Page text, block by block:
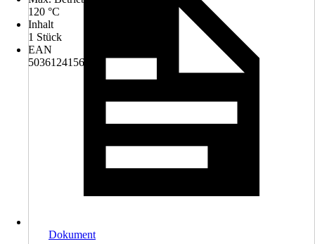
120 °C
Inhalt
1 Stück
EAN
5036124156496
Dokument